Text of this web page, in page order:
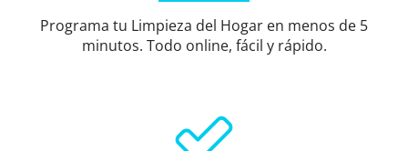
Programa tu Limpieza del Hogar en menos de 5
minutos. Todo online, fácil y rápido.